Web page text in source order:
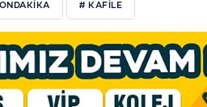
# KAFİLE